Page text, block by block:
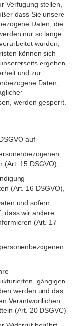
Verfügung stellen,
dass Sie unsere
Daten, die
nur so lange
wurden,
können sich
ergeben
und zur
Daten,
werden gesperrt.
auf
(Art. 15 DSGVO),
(Art. 16 DSGVO),
und sofern
dass wir andere
(Art. 17
gängigen
werden und das
Verantwortlichen
(Art. 20 DSGVO)